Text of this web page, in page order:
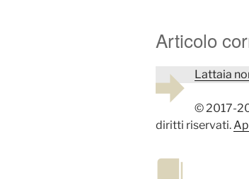
Articolo
Lattaia
© 2017-
diritti riservati.